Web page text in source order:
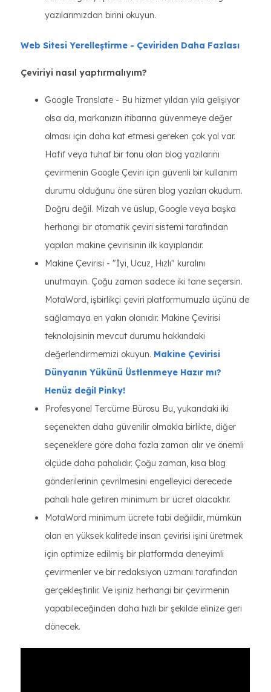
yazılarımızdan birini okuyun.
Web Sitesi Yerelleştirme - Çeviriden Daha Fazlası
Çeviriyi nasıl yaptırmalıyım?
Google Translate - Bu hizmet yıldan yıla gelişiyor
olsa da, markanızın itibarına güvenmeye değer
olması için daha kat etmesi gereken çok yol var.
Hafif veya tuhaf bir tonu olan blog yazılarını
çevirmenin Google Çeviri için güvenli bir kullanım
durumu olduğunu öne süren blog yazıları okudum.
Doğru değil. Mizah ve üslup, Google veya başka
herhangi bir otomatik çeviri sistemi tarafından
yapılan makine çevirisinin ilk kayıplarıdır.
Makine Çevirisi - "İyi, Ucuz, Hızlı" kuralını
unutmayın. Çoğu zaman sadece iki tane seçersin.
MotaWord, işbirlikçi çeviri platformumuzla üçünü de
sağlamaya en yakın olanıdır. Makine Çevirisi
teknolojisinin mevcut durumu hakkındaki
değerlendirmemizi okuyun. Makine Çevirisi
Dünyanın Yükünü Üstlenmeye Hazır mı?
Henüz değil Pinky!
Profesyonel Tercüme Bürosu Bu, yukarıdaki iki
seçenekten daha güvenilir olmakla birlikte, diğer
seçeneklere göre daha fazla zaman alır ve önemli
ölçüde daha pahalıdır. Çoğu zaman, kısa blog
gönderilerinin çevrilmesini engelleyici derecede
pahalı hale getiren minimum bir ücret olacaktır.
MotaWord minimum ücrete tabi değildir, mümkün
olan en yüksek kalitede insan çevirisi işini üretmek
için optimize edilmiş bir platformda deneyimli
çevirmenler ve bir redaksiyon uzmanı tarafından
gerçekleştirilir. Ve işiniz herhangi bir çevirmenin
yapabileceğinden daha hızlı bir şekilde elinize geri
dönecek.